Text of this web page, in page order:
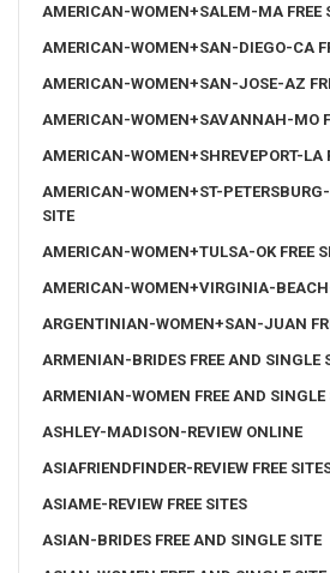
AMERICAN-WOMEN+SALEM-MA FREE
AMERICAN-WOMEN+SAN-DIEGO-CA
AMERICAN-WOMEN+SAN-JOSE-AZ
AMERICAN-WOMEN+SAVANNAH-MO
AMERICAN-WOMEN+SHREVEPORT-LA
AMERICAN-WOMEN+ST-
SITE
AMERICAN-WOMEN+TULSA-OK FREE
AMERICAN-WOMEN+VIRGINIA-
ARGENTINIAN-WOMEN+SAN-JUAN
ARMENIAN-BRIDES FREE AND SINGLE
ARMENIAN-WOMEN FREE AND SINGLE
ASHLEY-MADISON-REVIEW ONLINE
ASIAFRIENDFINDER-REVIEW FREE
ASIAME-REVIEW FREE SITES
ASIAN-BRIDES FREE AND SINGLE SITE